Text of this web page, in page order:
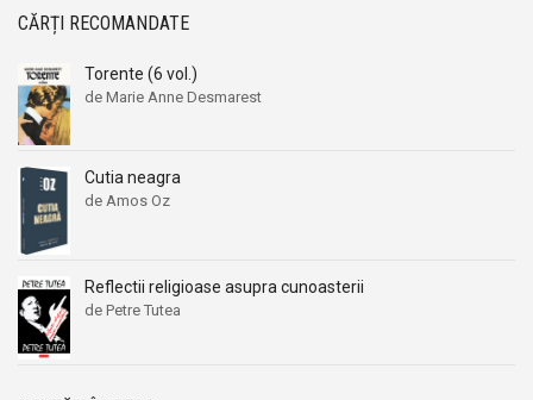
CĂRȚI RECOMANDATE
Torente (6 vol.)
de Marie Anne Desmarest
Cutia neagra
de Amos Oz
Reflectii religioase asupra cunoasterii
de Petre Tutea